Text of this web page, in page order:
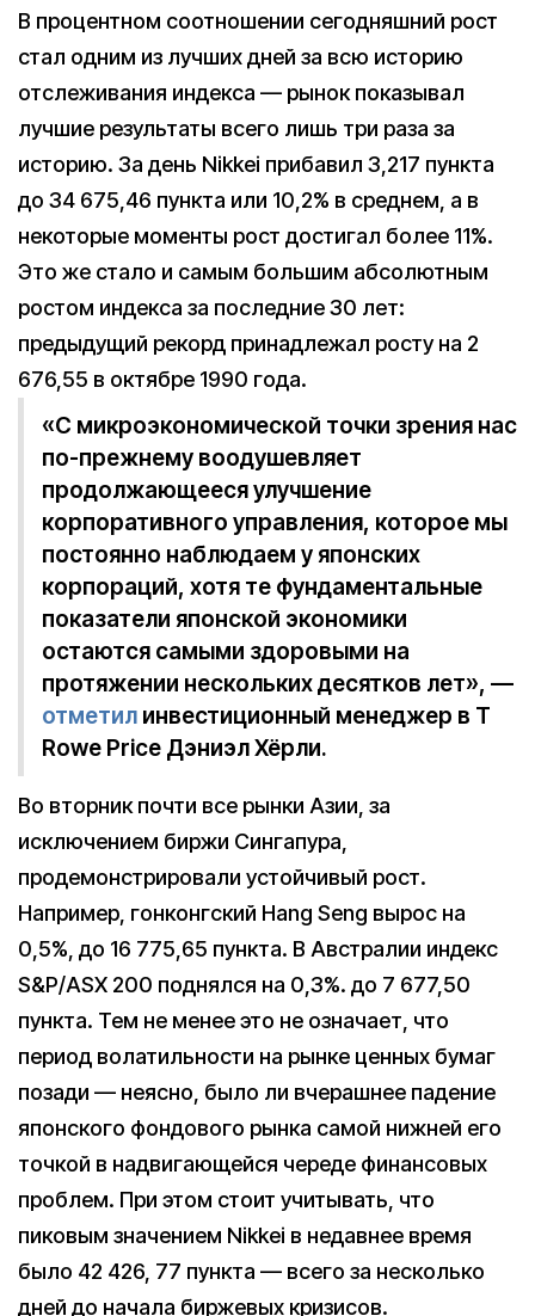
В процентном соотношении сегодняшний рост
стал одним из лучших дней за всю историю
отслеживания индекса — рынок показывал
лучшие результаты всего лишь три раза за
историю. За день Nikkei прибавил 3,217 пункта
до 34 675,46 пункта или 10,2% в среднем, а в
некоторые моменты рост достигал более 11%.
Это же стало и самым большим абсолютным
ростом индекса за последние 30 лет:
предыдущий рекорд принадлежал росту на 2
676,55 в октябре 1990 года.
«С микроэкономической точки зрения нас
по-прежнему воодушевляет
продолжающееся улучшение
корпоративного управления, которое мы
постоянно наблюдаем у японских
корпораций, хотя те фундаментальные
показатели японской экономики
остаются самыми здоровыми на
протяжении нескольких десятков лет», —
отметил инвестиционный менеджер в T
Rowe Price Дэниэл Хёрли.
Во вторник почти все рынки Азии, за
исключением биржи Сингапура,
продемонстрировали устойчивый рост.
Например, гонконгский Hang Seng вырос на
0,5%, до 16 775,65 пункта. В Австралии индекс
S&P/ASX 200 поднялся на 0,3%. до 7 677,50
пункта. Тем не менее это не означает, что
период волатильности на рынке ценных бумаг
позади — неясно, было ли вчерашнее падение
японского фондового рынка самой нижней его
точкой в надвигающейся череде финансовых
проблем. При этом стоит учитывать, что
пиковым значением Nikkei в недавнее время
было 42 426, 77 пункта — всего за несколько
дней до начала биржевых кризисов.